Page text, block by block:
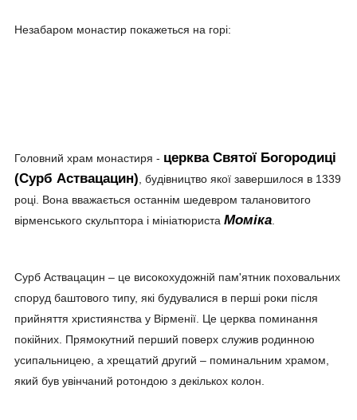
Незабаром монастир покажеться на горі:
Головний храм монастиря - церква Святої Богородиці
(Сурб Аствацацин) , будівництво якої завершилося в 1339
році. Вона вважається останнім шедевром талановитого
вірменського скульптора і мініатюриста Моміка
Сурб Аствацацин – це високохудожній пам'ятник поховальних
споруд баштового типу, які будувалися в перші роки після
прийняття християнства у Вірменії. Це церква поминання
покійних. Прямокутний перший поверх служив родинною
усипальницею, а хрещатий другий – поминальним храмом,
який був увінчаний ротондою з декількох колон.